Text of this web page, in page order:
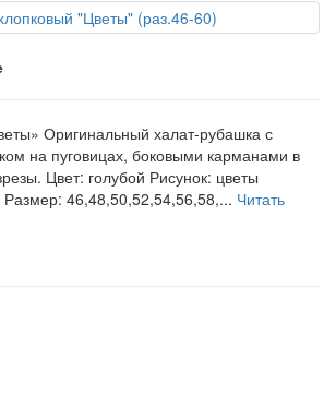
Оригинальный халат-рубашка с
на пуговицах, боковыми карманами в
Цвет: голубой Рисунок: цветы
Размер: 46,48,50,52,54,56,58,... Читать